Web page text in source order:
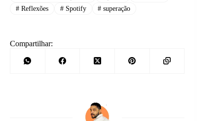
#Reflexões #Spotify # superação
Compartilhar: